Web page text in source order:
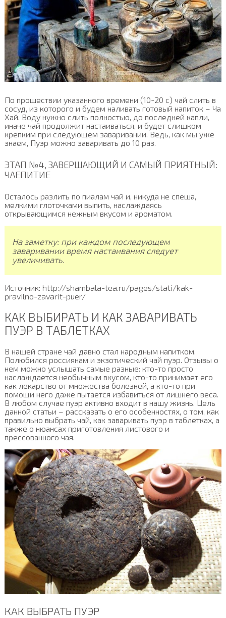
По прошествии указанного времени (10-20 с) чай слить в
сосуд, из которого и будем наливать готовый напиток – Ча
Хай. Воду нужно слить полностью, до последней капли,
иначе чай продолжит настаиваться, и будет слишком
крепким при следующем заваривании. Ведь, как мы уже
знаем, Пуэр можно заваривать до 10 раз.
ЭТАП №4, ЗАВЕРШАЮЩИЙ И САМЫЙ ПРИЯТНЫЙ:
ЧАЕПИТИЕ
Осталось разлить по пиалам чай и, никуда не спеша,
мелкими глоточками выпить, наслаждаясь
открывающимся нежным вкусом и ароматом.
На заметку: при каждом последующем
заваривании время настаивания следует
увеличивать.
Источник: http://shambala-tea.ru/pages/stati/kak-
pravilno-zavarit-puer/
КАК ВЫБИРАТЬ И КАК ЗАВАРИВАТЬ
ПУЭР В ТАБЛЕТКАХ
В нашей стране чай давно стал народным напитком.
Полюбился россиянам и экзотический чай пуэр. Отзывы о
нем можно услышать самые разные: кто-то просто
наслаждается необычным вкусом, кто-то принимает его
как лекарство от множества болезней, а кто-то при
помощи него даже пытается избавиться от лишнего веса.
В любом случае пуэр активно входит в нашу жизнь. Цель
данной статьи – рассказать о его особенностях, о том, как
правильно выбрать чай, как заваривать пуэр в таблетках, а
также о нюансах приготовления листового и
прессованного чая.
КАК ВЫБРАТЬ ПУЭР